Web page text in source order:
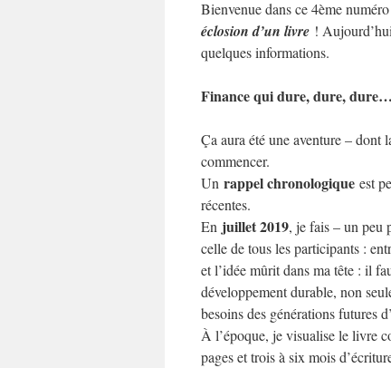
Bienvenue dans ce 4ème
éclosion d’un livre !
quelques informations.
Finance qui dure, dure, dure…
Ça aura été une aventure – dont
commencer.
Un rappel chronologique est
récentes.
En juillet 2019, je fais – un peu
celle de tous les participants :
et l’idée mûrit dans ma tête : il
développement durable, non
besoins des générations futures
À l’époque, je visualise le livre
pages et trois à six mois